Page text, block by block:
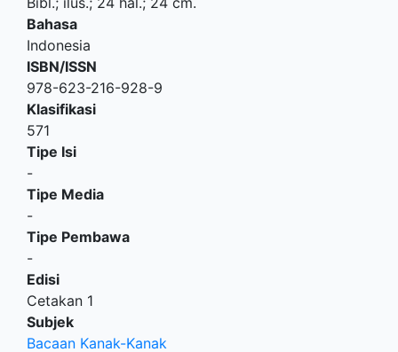
Bahasa
Indonesia
ISBN/ISSN
978-623-216-928-9
Klasifikasi
571
Tipe Isi
-
Tipe Media
-
Tipe Pembawa
-
Edisi
Cetakan 1
Subjek
Bacaan Kanak-Kanak